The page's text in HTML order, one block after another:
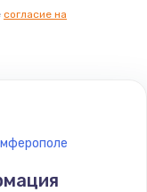
согласие на